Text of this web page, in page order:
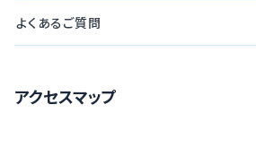
よくあるご質問
アクセスマップ